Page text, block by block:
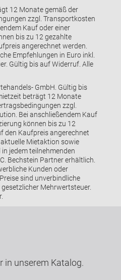
12 Monate gemäß der
zzgl. Transportkosten
Kauf oder einer
bis zu 12 gezahlte
angerechnet werden.
Empfehlungen in Euro inkl.
Gültig bis auf Widerruf. Alle
GmbH. Gültig bis
beträgt 12 Monate
zzgl.
Bei anschließendem Kauf
können bis zu 12
den Kaufpreis angerechnet
Mietaktion sowie
jedem teilnehmenden
Bechstein Partner erhältlich.
Kunden oder
sind unverbindliche
Mehrwertsteuer.
in unserem Katalog.